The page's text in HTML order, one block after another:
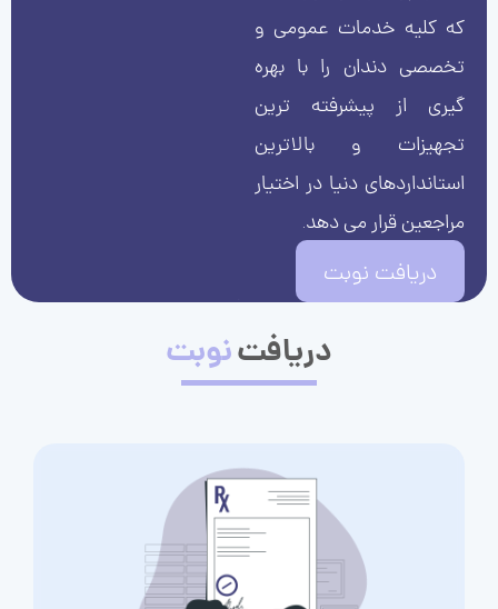
که کلیه خدمات عمومی و
تخصصی دندان را با بهره
گیری از پیشرفته ترین
تجهیزات و بالاترین
استانداردهای دنیا در اختیار
مراجعین قرار می دهد.
دریافت نوبت
دریافتنوبت